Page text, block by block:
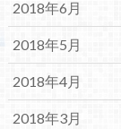
2018年6月
2018年5月
2018年4月
2018年3月